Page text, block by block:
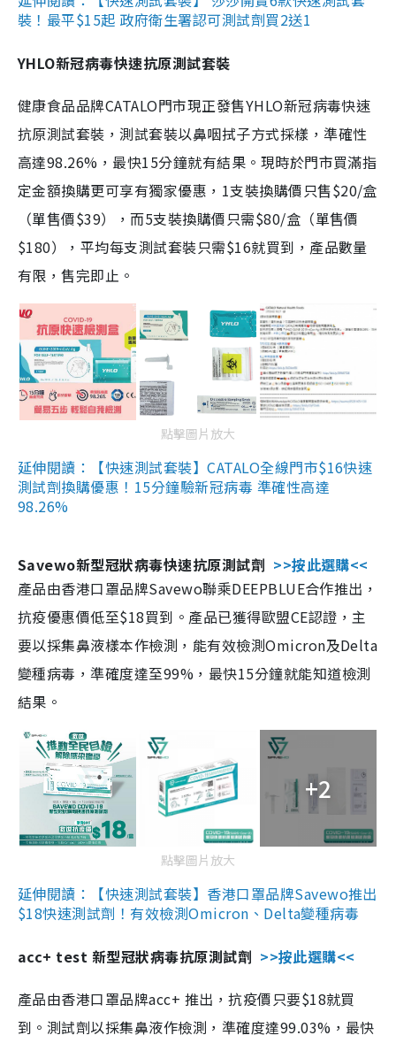
裝！最平$15起 政府衛生署認可測試劑買2送1
YHLO新冠病毒快速抗原測試套裝
健康食品品牌CATALO門市現正發售YHLO新冠病毒快速
抗原測試套裝，測試套裝以鼻咽拭子方式採樣，準確性
高達98.26%，最快15分鐘就有結果。現時於門市買滿指
定金額換購更可享有獨家優惠，1支裝換購價只售$20/盒
（單售價$39），而5支裝換購價只需$80/盒（單售價
$180），平均每支測試套裝只需$16就買到，產品數量
有限，售完即止。
點擊圖片放大
延伸閱讀：【快速測試套裝】CATALO全線門市$16快速
測試劑換購優惠！15分鐘驗新冠病毒 準確性高達
98.26%
Savewo新型冠狀病毒快速抗原測試劑 >>按此選購<<
產品由香港口罩品牌Savewo聯乘DEEPBLUE合作推出，
抗疫優惠價低至$18買到。產品已獲得歐盟CE認證，主
要以採集鼻液樣本作檢測，能有效檢測Omicron及Delta
變種病毒，準確度達至99%，最快15分鐘就能知道檢測
結果。
+2
點擊圖片放大
延伸閱讀：【快速測試套裝】香港口罩品牌Savewo推出
$18快速測試劑！有效檢測Omicron、Delta變種病毒
acc+ test 新型冠狀病毒抗原測試劑 >>按此選購<<
產品由香港口罩品牌acc+ 推出，抗疫價只要$18就買
到。測試劑以採集鼻液作檢測，準確度達99.03%，最快